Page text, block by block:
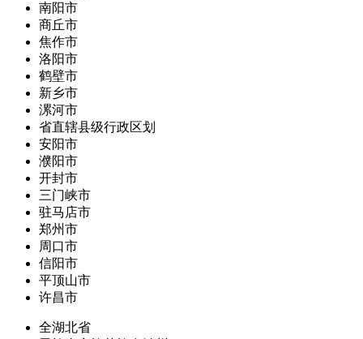
南阳市
商丘市
焦作市
洛阳市
鹤壁市
新乡市
漯河市
省直辖县级行政区划
安阳市
濮阳市
开封市
三门峡市
驻马店市
郑州市
周口市
信阳市
平顶山市
许昌市
全湖北省